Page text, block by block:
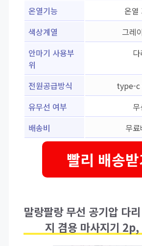
온열기능
온열
색상계열
그레
안마기 사용부
위
다
전원공급방식
type-c
유무선 여부
무
배송비
무
빨리 배송받
말랑팔랑 무선 공기압 다
지 겸용 마사지기